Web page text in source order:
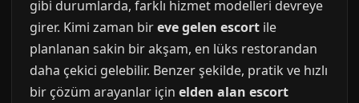
gibi durumlarda, farklı hizmet modelleri devreye
girer. Kimi zaman bireve gelen escort ile
planlanan sakin bir akşam, en lüks restorandan
daha çekici gelebilir. Benzer şekilde, pratik ve hızlı
bir çözüm arayanlar için elden alan escort